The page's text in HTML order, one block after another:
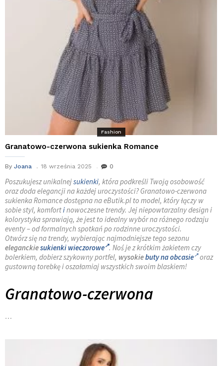
Fashion
Granatowo-czerwona sukienka Romance
By Joana 18 września 2025 0
Poszukujesz unikalnejsukienki, która podkreśli Twoją osobowość
oraz doda elegancji na każdej uroczystości? Granatowo-czerwona
sukienka Romance dostępna na eButik.pl to model, który łączy w
sobie styl, komfortinowoczesne trendy. Jej niepowtarzalny design i
kolorystyka sprawiają, że jest to idealny wybór na różnego rodzaju
eventy – od formalnych spotkań po rodzinne uroczystości.
Otwórz się na trendy, wybierając najmodniejsze tego sezonu
eleganckiesukienki wieczorowe . Noś je z krótkim żakietem czy
bolerkiem, dobierz szykowny portfel, wysokiebuty na obcasie oraz
gustowną torebkę i oszałamiaj wszystkich swoim blaskiem!
Granatowo-czerwona
…